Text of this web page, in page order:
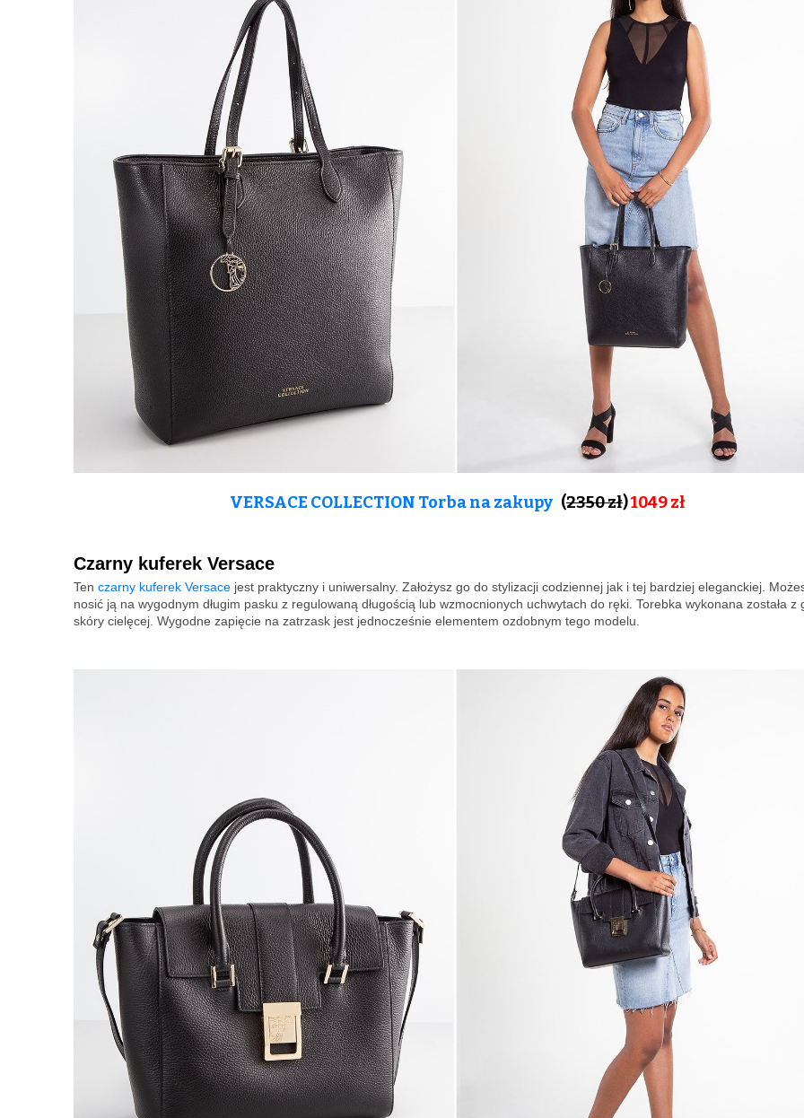
VERSACE COLLECTION Torba na zakupy (2350 zł)1049 zł
Czarny kuferek Versace
Ten czarny kuferek Versace jest praktyczny i uniwersalny. Założysz go do stylizacji codziennej jak i tej bardziej eleganckiej.
nosić ją na wygodnym długim pasku z regulowaną długością lub wzmocnionych uchwytach do ręki. Torebka wykonana została z
skóry cielęcej. Wygodne zapięcie na zatrzask jest jednocześnie elementem ozdobnym tego modelu.